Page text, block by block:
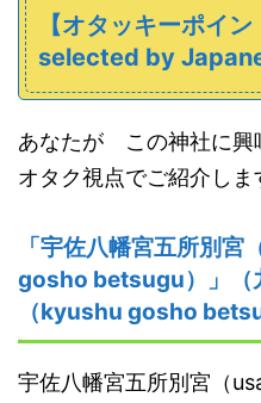
【オタッキーポイ
selected by
あなたが この神社に興
オタク視点でご紹介しま
「宇佐八幡宮五所別
gosho betsugu）」（
（kyushu gosho
宇佐八幡宮五所別宮（